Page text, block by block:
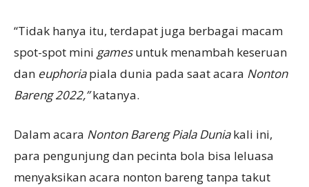
“Tidak hanya itu, terdapat juga berbagai macam
spot-spot mini gamesuntuk menambah keseruan
dan euphoriapiala dunia pada saat acara Nonton
Bareng 2022,”katanya.
Dalam acara Nonton Bareng Piala Duniakali ini,
para pengunjung dan pecinta bola bisa leluasa
menyaksikan acara nonton bareng tanpa takut